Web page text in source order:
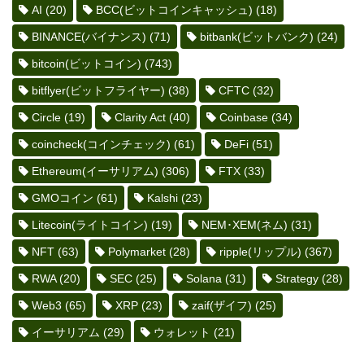
AI (20) BCC(ビットコインキャッシュ) (18)
BINANCE(バイナンス) (71) bitbank(ビットバンク) (24)
bitcoin(ビットコイン) (743)
bitflyer(ビットフライヤー) (38) CFTC (32)
Circle (19) Clarity Act (40) Coinbase (34)
coincheck(コインチェック) (61) DeFi (51)
Ethereum(イーサリアム) (306) FTX (33)
GMOコイン (61) Kalshi (23)
Litecoin(ライトコイン) (19) NEM･XEM(ネム) (31)
NFT (63) Polymarket (28) ripple(リップル) (367)
RWA(20) SEC (25) Solana (31) Strategy (28)
Web3 (65) XRP (23) zaif(ザイフ) (25)
イーサリアム (29) ウォレット (21)